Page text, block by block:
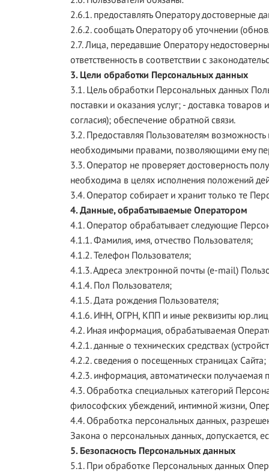
2.6.1. предоставлять Оператору достоверные
2.6.2. сообщать Оператору об уточнении
2.7. Лица, передавшие Оператору
ответственность в соответствии с
3. Цели обработки Персональных данных
3.1. Цель обработки Персональных данных
поставки и оказания услуг; - доставка
согласия); обеспечение обратной связи.
3.2. Предоставляя Пользователям
необходимыми правами, позволяющими ему
3.3. Оператор не проверяет достоверность
необходима в целях исполнения положений
3.4. Оператор собирает и хранит только те
4. Данные, обрабатываемые Оператором
4.1. Оператор обрабатывает следующие
4.1.1. Фамилия, имя, отчество Пользователя;
4.1.2. Телефон Пользователя;
4.1.3. Адреса электронной почты (e-mail)
4.1.4. Пол Пользователя;
4.1.5. Дата рождения Пользователя;
4.1.6. ИНН, ОГРН, КПП и иные реквизиты
4.2. Иная информация, обрабатываемая
4.2.1. данные о технических средствах
4.2.2. сведения о посещенных страницах Сайта;
4.2.3. информация, автоматически получаемая
4.3. Обработка специальных категорий
философских убеждений, интимной жизни,
4.4. Обработка персональных данных,
Закона о персональных данных, допускается,
5. Безопасность Персональных данных
5.1. При обработке Персональных данных